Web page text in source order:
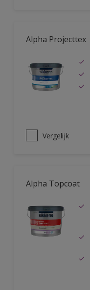
Alpha Projecttex
Vergelijk
Alpha Topcoat